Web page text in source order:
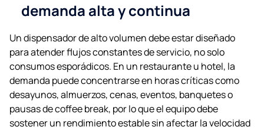
demanda alta y continua
Un dispensador de alto volumen debe estar diseñado
para atender flujos constantes de servicio, no solo
consumos esporádicos. En un restaurante u hotel, la
demanda puede concentrarse en horas críticas como
desayunos, almuerzos, cenas, eventos, banquetes o
pausas de coffee break, por lo que el equipo debe
sostener un rendimiento estable sin afectar la velocidad